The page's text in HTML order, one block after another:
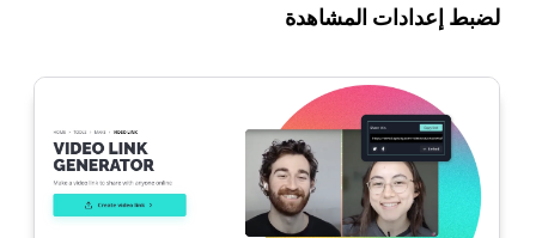
لضبط إعدادات المشاهدة